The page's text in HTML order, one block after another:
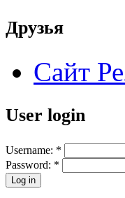
Друзья
Сайт
User login
Username: *
Password: *